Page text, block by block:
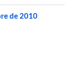
de 2010